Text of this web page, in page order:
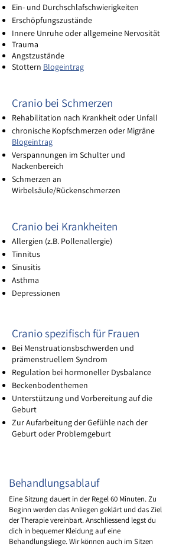
Ein- und Durchschlafschwierigkeiten
Erschöpfungszustände
Innere Unruhe oder allgemeine Nervosität
Trauma
Angstzustände
Stottern Blogeintrag
Cranio bei Schmerzen
Rehabilitation nach Krankheit oder Unfall
chronische Kopfschmerzen oder Migräne
Blogeintrag
Verspannungen im Schulter und
Nackenbereich
Schmerzen an
Wirbelsäule/Rückenschmerzen
Cranio bei Krankheiten
Allergien (z.B. Pollenallergie)
Tinnitus
Sinusitis
Asthma
Depressionen
​Cranio spezifisch für Frauen
Bei Menstruationsbschwerden und
prämenstruellem Syndrom
Regulation bei hormoneller Dysbalance
Beckenbodenthemen
Unterstützung und Vorbereitung auf die
Geburt​
Zur Aufarbeitung der Gefühle nach der
Geburt oder Problemgeburt
Behandlungsablauf
Eine Sitzung dauert in der Regel 60 Minuten. Zu
Beginn werden das Anliegen geklärt und das Ziel
der Therapie vereinbart. Anschliessend legst du
dich in bequemer Kleidung auf eine
Behandlungsliege. Wir können auch im Sitzen